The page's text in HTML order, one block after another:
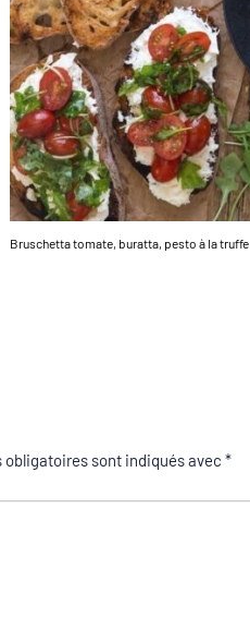
Bruschetta tomate, buratta, pesto à la truffe
obligatoires sont indiqués avec *